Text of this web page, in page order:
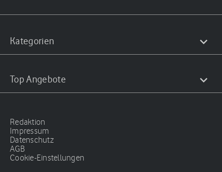
Kategorien
Top Angebote
Redaktion
Impressum
Datenschutz
AGB
Cookie-Einstellungen